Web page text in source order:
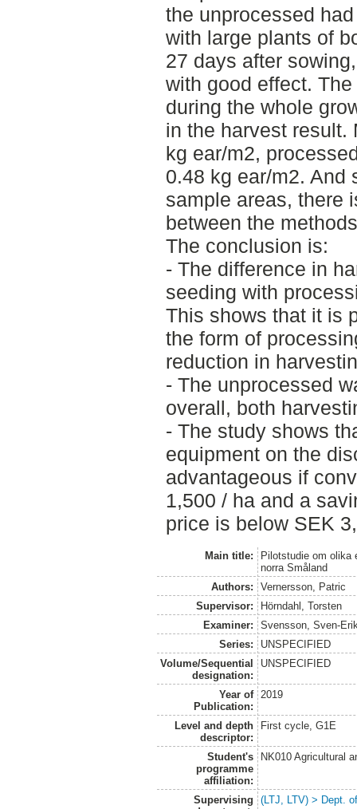
the unprocessed
with large plants of
27 days after
with good effect.
during the whole
in the harvest result.
kg ear/m2,
0.48 kg ear/m2. And
sample areas, there
between the
The conclusion is:
- The difference in
seeding with
This shows that it is
the form of
reduction in
- The unprocessed
overall, both
- The study shows
equipment on the
advantageous if
1,500 / ha and a
price is below SEK
Main title:
Pilotstudie om olika
norra Småland
Authors:
Vernersson, Patric
Supervisor:
Hörndahl, Torsten
Examiner:
Svensson, Sven-
Series:
UNSPECIFIED
Volume/Sequential
designation:
UNSPECIFIED
Year of
Publication:
2019
Level and depth
descriptor:
First cycle, G1E
Student's
programme
affiliation:
NK010 Agricultural
Supervising
(LTJ, LTV) > Dept.